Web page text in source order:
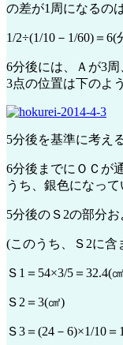
の差が1周になるのは
1/2÷(1/10－1/60)＝6(
6分後には、Ａが3周
3点の位置は下のよ
5分後を基準に考え
6分後までにＯＣが
うち、銀色になって
5分後のＳ2の部分
(このうち、Ｓ2に含
Ｓ1＝54×3/5＝32.4(
Ｓ2＝3(㎠)
Ｓ3＝(24－6)×1/10＝